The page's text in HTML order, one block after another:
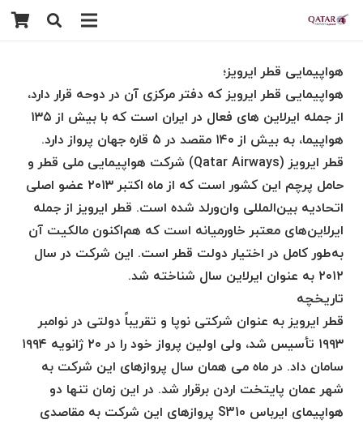
هواپیمایی قطر ایرویز؛
هواپیمایی قطر ایرویز که دفتر مرکزی آن در دوحه قرار دارد،
از جمله ایرلاین های فعال در ایران است که با بیش از ۱۳۵
هواپیما، به بیش از ۱۴۰ مقصد در ۵ قاره جهان پرواز دارد.
قطر ایرویز (Qatar Airways) شرکت هواپیمایی ملی قطر و
حامل پرچم این کشور است که از ماه اکتبر ۲۰۱۳ عضو اصلی
اتحادیه بین‌المللی وان‌ورلد شده است. قطر ایرویز از جمله
ایرلاین‌های معتبر خاورمیانه است که هم‌اکنون مالکیت آن
به‌طور کامل در اختیار دولت قطر است. این شرکت در سال
۲۰۱۲ به عنوان ایرلاین سال شناخته شد.
تاریخچه
قطر ایرویز به عنوان شرکتی نوپا و تقریباً دولتی در نوامبر
۱۹۹۳ تأسیس شد، ولی اولین پرواز خود را در ۲۰ ژانویه ۱۹۹۴
سامان داد. در ماه می همان سال پروازهای این شرکت به
شهر عمان پایتخت اردن برقرار شد. در این زمان تنها دو
هواپیمای ایرباس S310 پروازهای این شرکت به مقاصدی